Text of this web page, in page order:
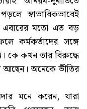
স্বাভাবিকভাবেই
এবারের মতো এত বড়
কর্মকর্তাদের সঙ্গে
কে কখন তার বিরুদ্ধে
অনেকে ভীতির
মনে করেন, যারা